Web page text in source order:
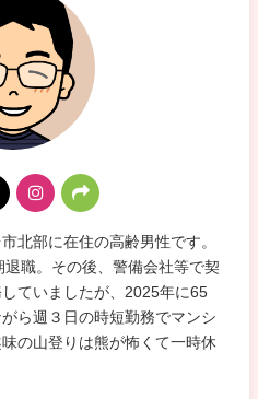
北部に在住の高齢男性です。
職。その後、警備会社等で契
ていましたが、2025年に65
ら週３日の時短勤務でマンシ
の山登りは熊が怖くて一時休